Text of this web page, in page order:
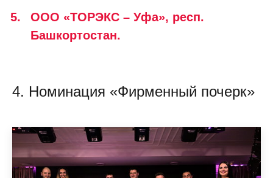
ООО «ТОРЭКС – Уфа», респ.
Башкортостан.
4. Номинация «Фирменный почерк»